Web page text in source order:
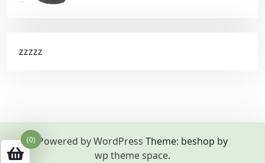
zzzzz
Powered by WordPress Theme: beshop by
wp theme space.
(0)